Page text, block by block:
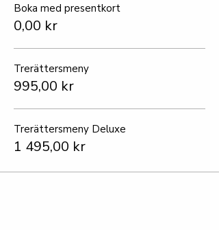
Boka med presentkort
0,00 kr
Trerättersmeny
995,00 kr
Trerättersmeny Deluxe
1 495,00 kr